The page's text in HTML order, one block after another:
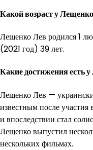
Какой возраст у
Лещенко Лев родился 1
(2021 год) 39 лет.
Какие достижения есть
Лещенко Лев —
известным после участия
и впоследствии стал
Лещенко выпустил
нескольких фильмах.